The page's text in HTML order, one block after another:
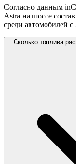
Согласно данным
Astra на шоссе
среди автомобилей
Сколько топлива